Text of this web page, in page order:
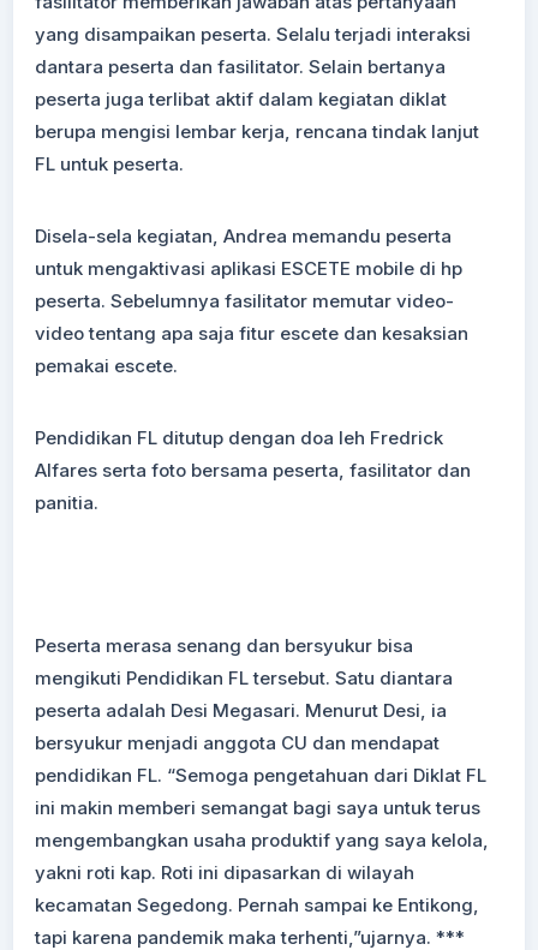
yang disampaikan peserta. Selalu terjadi interaksi
dantara peserta dan fasilitator. Selain bertanya
peserta juga terlibat aktif dalam kegiatan diklat
berupa mengisi lembar kerja, rencana tindak lanjut
FL untuk peserta.
Disela-sela kegiatan, Andrea memandu peserta
untuk mengaktivasi aplikasi ESCETE mobile di hp
peserta. Sebelumnya fasilitator memutar video-
video tentang apa saja fitur escete dan kesaksian
pemakai escete.
Pendidikan FL ditutup dengan doa leh Fredrick
Alfares serta foto bersama peserta, fasilitator dan
panitia.
Peserta merasa senang dan bersyukur bisa
mengikuti Pendidikan FL tersebut. Satu diantara
peserta adalah Desi Megasari. Menurut Desi, ia
bersyukur menjadi anggota CU dan mendapat
pendidikan FL. “Semoga pengetahuan dari Diklat FL
ini makin memberi semangat bagi saya untuk terus
mengembangkan usaha produktif yang saya kelola,
yakni roti kap. Roti ini dipasarkan di wilayah
kecamatan Segedong. Pernah sampai ke Entikong,
tapi karena pandemik maka terhenti,”ujarnya. ***